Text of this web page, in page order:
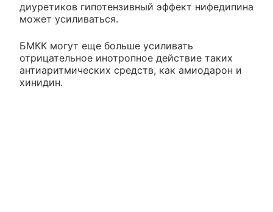
диуретиков гипотензивный эффект нифедипина
может усиливаться.
БМКК могут еще больше усиливать
отрицательное инотропное действие таких
антиаритмических средств, как амиодарон и
хинидин.